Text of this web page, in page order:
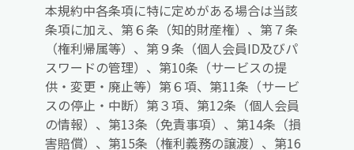
本規約中各条項に特に定めがある場合は当該
条項に加え、第６条（知的財産権）、第７条
（権利帰属等）、第９条（個人会員ID及びパ
スワードの管理）、第10条（サービスの提
供・変更・廃止等）第６項、第11条（サービ
スの停止・中断）第３項、第12条（個人会員
の情報）、第13条（免責事項）、第14条（損
害賠償）、第15条（権利義務の譲渡）、第16